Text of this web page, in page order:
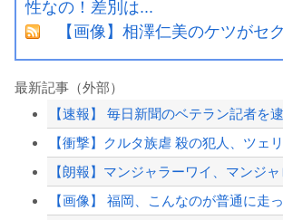
性なの！差別は...
【画像】相澤仁美のケツがセ
最新記事（外部）